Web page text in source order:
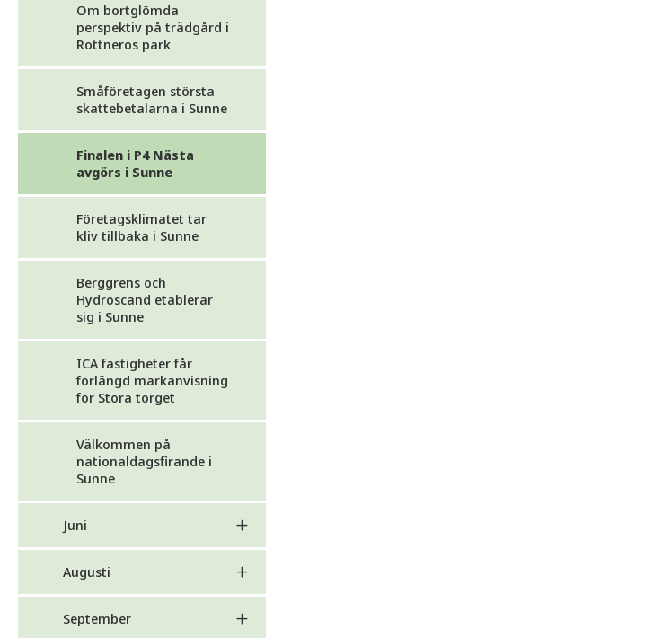
Om bortglömda
perspektiv på trädgård i
Rottneros park
Småföretagen största
skattebetalarna i Sunne
Finalen i P4 Nästa
avgörs i Sunne
Företagsklimatet tar
kliv tillbaka i Sunne
Berggrens och
Hydroscand etablerar
sig i Sunne
ICA fastigheter får
förlängd markanvisning
för Stora torget
Välkommen på
nationaldagsfirande i
Sunne
Juni
Augusti
September